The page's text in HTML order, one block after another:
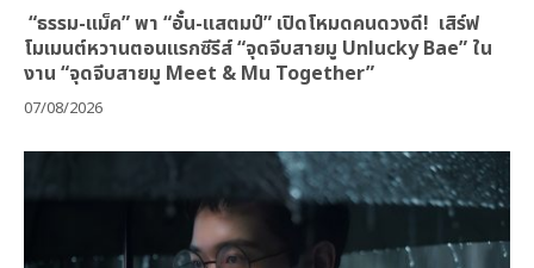
“ธรรม-แม็ค” พา “อั๋น-แสตมป์” เปิดโหมดคนดวงดี! เสิร์ฟ
โมเมนต์หวานตอนแรกซีรีส์ “จุดจีบสายมู Unlucky Bae” ใน
งาน “จุดจีบสายมู Meet & Mu Together”
07/08/2026